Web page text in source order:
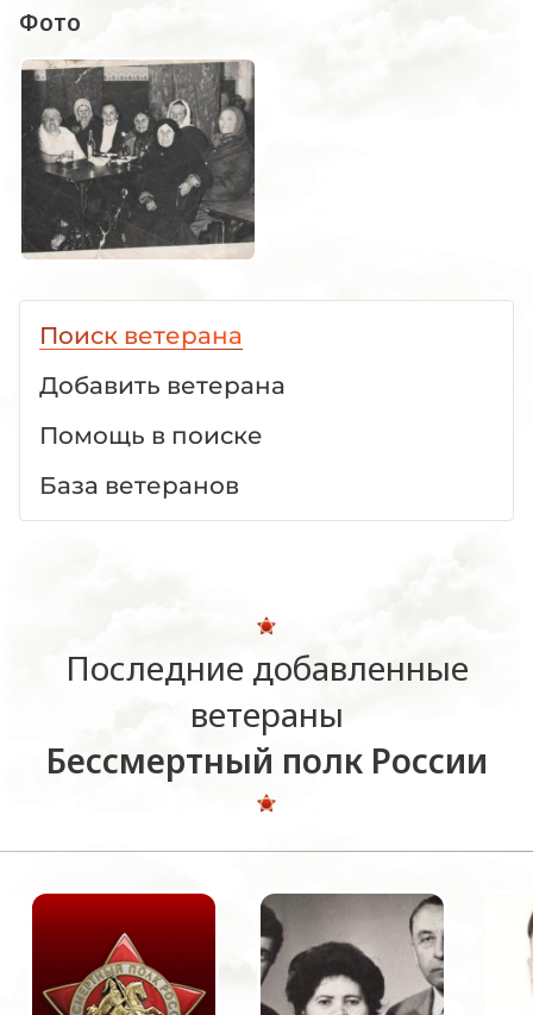
Фото
Поиск ветерана
Добавить ветерана
Помощь в поиске
База ветеранов
Последние добавленные
ветераны
Бессмертный полк России